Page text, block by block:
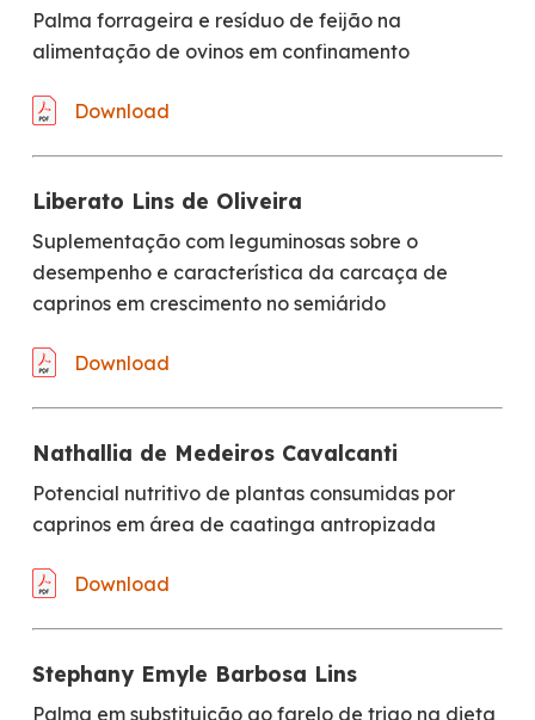
Palma forrageira e resíduo de feijão na
alimentação de ovinos em confinamento
Download
Liberato Lins de Oliveira
Suplementação com leguminosas sobre o
desempenho e característica da carcaça de
caprinos em crescimento no semiárido
Download
Nathallia de Medeiros Cavalcanti
Potencial nutritivo de plantas consumidas por
caprinos em área de caatinga antropizada
Download
Stephany Emyle Barbosa Lins
Palma em substituição ao farelo de trigo na dieta